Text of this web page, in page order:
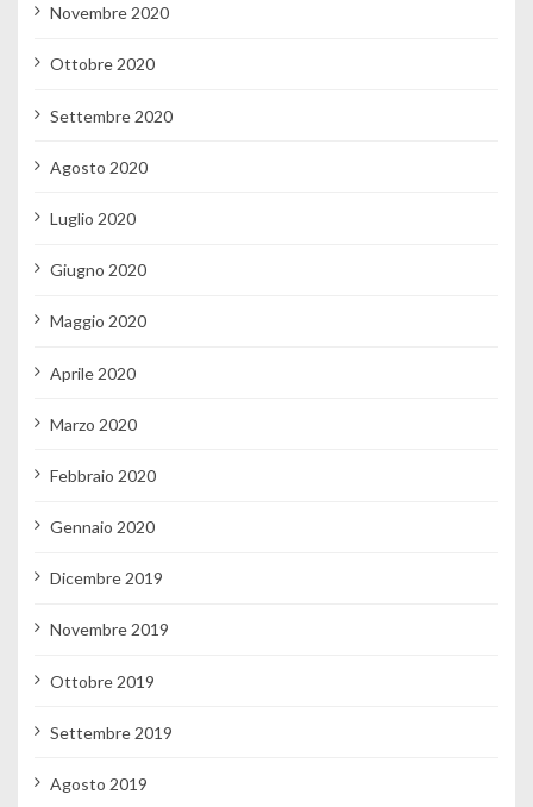
Novembre 2020
Ottobre 2020
Settembre 2020
Agosto 2020
Luglio 2020
Giugno 2020
Maggio 2020
Aprile 2020
Marzo 2020
Febbraio 2020
Gennaio 2020
Dicembre 2019
Novembre 2019
Ottobre 2019
Settembre 2019
Agosto 2019